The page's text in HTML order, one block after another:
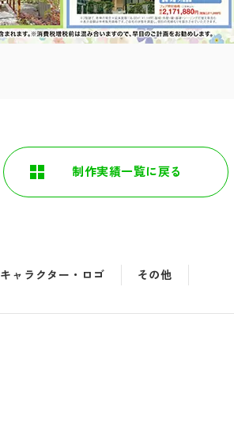
制作実績一覧に戻る
キャラクター・ロゴ その他